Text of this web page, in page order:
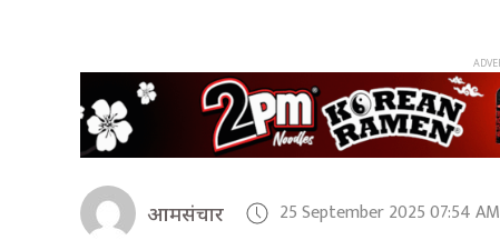
आमसंचार 25 September 2025 07:54 AM